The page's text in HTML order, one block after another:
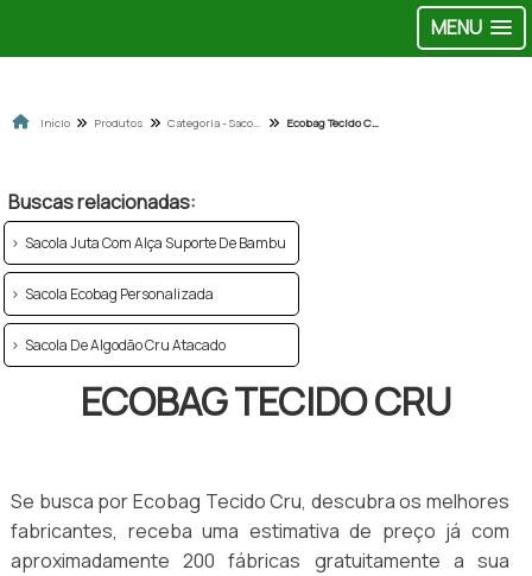
MENU
Início Produtos Categoria - Sacolas ecobag Ecobag Tecido Cru
Buscas relacionadas:
Sacola Juta Com Alça Suporte De Bambu
Sacola Ecobag Personalizada
Sacola De Algodão Cru Atacado
ECOBAG TECIDO CRU
Se busca por Ecobag Tecido Cru, descubra os melhores
fabricantes, receba uma estimativa de preço já com
aproximadamente 200 fábricas gratuitamente a sua